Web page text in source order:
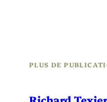
PLUS DE